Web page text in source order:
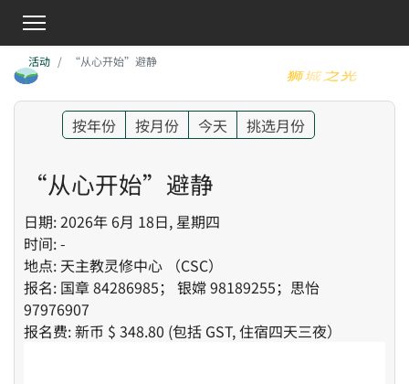
活动 “从心开始”避静
按年份 按月份 今天 挑选月份
“从心开始”避静
日期: 2026年 6月 18日, 星期四
时间: -
地点: 天主教灵修中心 （CSC）
报名: 国章 84286985； 银嫦 98189255；思怡
97976907
报名费: 新币 $ 348.80 (包括 GST, 住宿四天三夜）